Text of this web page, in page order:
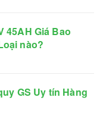
45AH Giá Bao
nào?
GS Uy tín Hàng